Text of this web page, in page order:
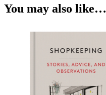
You may also like…